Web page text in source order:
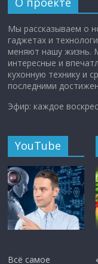
Мы рассказываем о
гаджетах и
меняют нашу жизнь.
интересные и
кухонную технику и
последними
Эфир: каждое
YouTube
Всё самое